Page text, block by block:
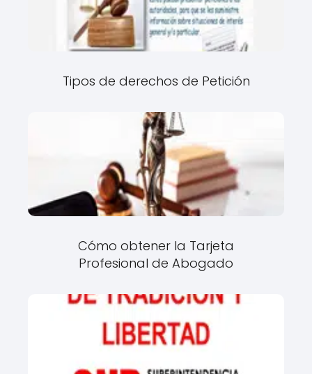
Tipos de derechos de Petición
Cómo obtener la Tarjeta
Profesional de Abogado